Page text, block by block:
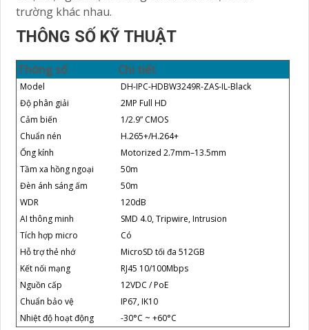
trường khác nhau.
THÔNG SỐ KỸ THUẬT
Thông số Chi tiết
Model
DH-IPC-HDBW3249R-ZAS-IL-Black
Độ phân giải
2MP Full HD
Cảm biến
1/2.9” CMOS
Chuẩn nén
H.265+/H.264+
Ống kính
Motorized 2.7mm–13.5mm
Tầm xa hồng ngoại
50m
Đèn ánh sáng ấm
50m
WDR
120dB
AI thông minh
SMD 4.0, Tripwire, Intrusion
Tích hợp micro
Có
Hỗ trợ thẻ nhớ
MicroSD tối đa 512GB
Kết nối mạng
RJ45 10/100Mbps
Nguồn cấp
12VDC / PoE
Chuẩn bảo vệ
IP67, IK10
Nhiệt độ hoạt động
-30°C ~ +60°C